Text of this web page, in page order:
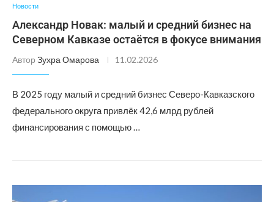
Новости
Александр Новак: малый и средний бизнес на
Северном Кавказе остаётся в фокусе внимания
Автор Зухра Омарова 11.02.2026
В 2025 году малый и средний бизнес Северо-Кавказского
федерального округа привлёк 42,6 млрд рублей
финансирования с помощью …